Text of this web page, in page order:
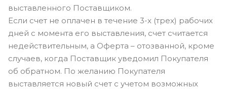
выставленного Поставщиком.
Если счет не оплачен в течение 3-х (трех) рабочих
дней с момента его выставления, счет считается
недействительным, а Оферта – отозванной, кроме
случаев, когда Поставщик уведомил Покупателя
об обратном. По желанию Покупателя
выставляется новый счет с учетом возможных